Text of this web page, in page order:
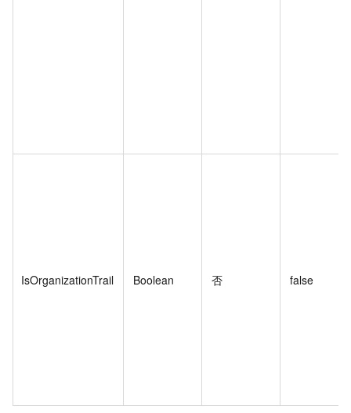
IsOrganizationTrail Boolean 否 false